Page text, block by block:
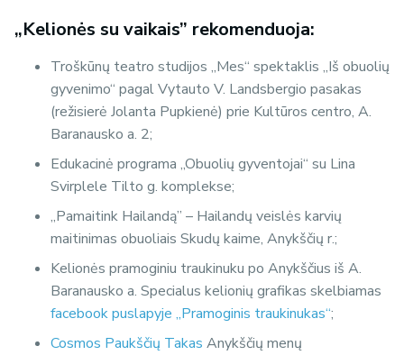
„Kelionės su vaikais” rekomenduoja:
Troškūnų teatro studijos „Mes“ spektaklis „Iš obuolių
gyvenimo“ pagal Vytauto V. Landsbergio pasakas
(režisierė Jolanta Pupkienė) prie Kultūros centro, A.
Baranausko a. 2;
Edukacinė programa „Obuolių gyventojai“ su Lina
Svirplele Tilto g. komplekse;
„Pamaitink Hailandą” – Hailandų veislės karvių
maitinimas obuoliais Skudų kaime, Anykščių r.;
Kelionės pramoginiu traukinuku po Anykščius iš A.
Baranausko a. Specialus kelionių grafikas skelbiamas
facebook puslapyje „Pramoginis traukinukas“;
Cosmos Paukščių Takas Anykščių menų